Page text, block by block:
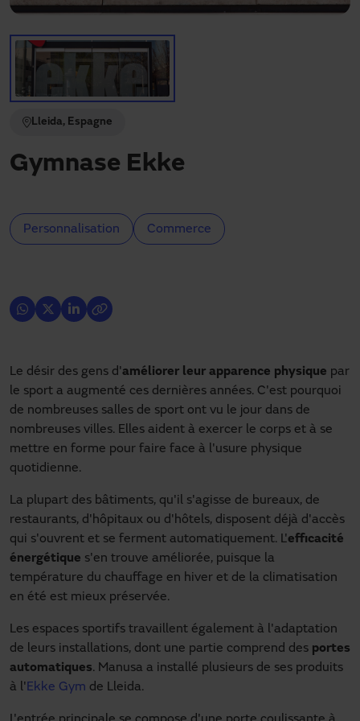
Téléchargements
Contact
Mon espace
Lleida, Espagne
Gymnase Ekke
Personnalisation Commerce
Le désir des gens d'améliorer leur apparence physique par
le sport a augmenté ces dernières années. C'est pourquoi
de nombreuses salles de sport ont vu le jour dans de
nombreuses villes. Elles aident à exercer le corps et à se
mettre en forme pour faire face à l'usure physique
quotidienne.
La plupart des bâtiments, qu'il s'agisse de bureaux, de
restaurants, d'hôpitaux ou d'hôtels, disposent déjà d'accès
qui s'ouvrent et se ferment automatiquement. L'efficacité
énergétique s'en trouve améliorée, puisque la
température du chauffage en hiver et de la climatisation
en été est mieux préservée.
Les espaces sportifs travaillent également à l'adaptation
de leurs installations, dont une partie comprend des portes
automatiques. Manusa a installé plusieurs de ses produits
à l' Ekke Gym de Lleida.